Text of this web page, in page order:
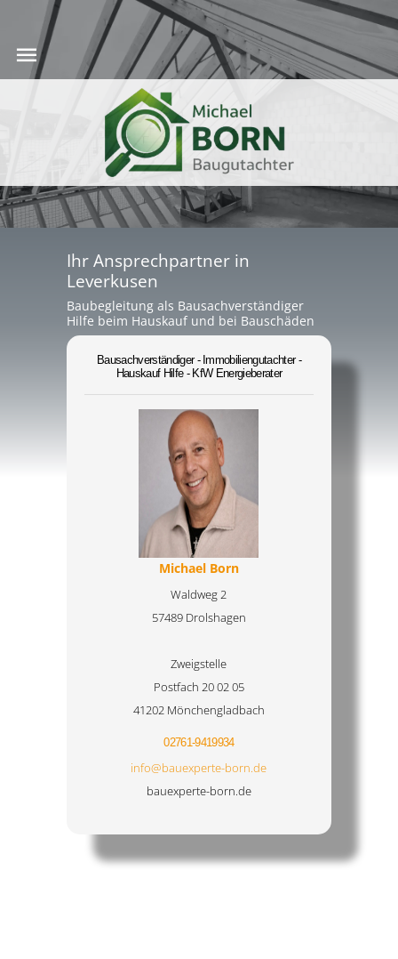
Ihr Ansprechpartner in
Leverkusen
Baubegleitung als Bausachverständiger
Hilfe beim Hauskauf und bei Bauschäden
Bausachverständiger - Immobiliengutachter -
Hauskauf Hilfe - KfW Energieberater
Michael Born
Waldweg 2
57489 Drolshagen
Zweigstelle
Postfach 20 02 05
41202 Mönchengladbach
02761-9419934
info@bauexperte-born.de
bauexperte-born.de